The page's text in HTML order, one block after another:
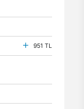
951 TL